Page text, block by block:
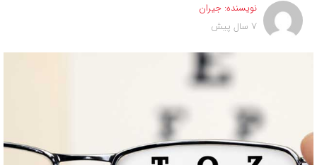
نویسنده: جیران
7 سال پیش